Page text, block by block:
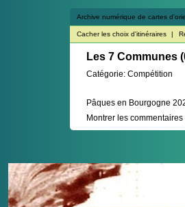
Archive numérique de cartes
Cacher les choix d'itinéraires
Les 7 Communes
Catégorie: Compétition
Pâques en Bourgogne
Montrer les commentaires